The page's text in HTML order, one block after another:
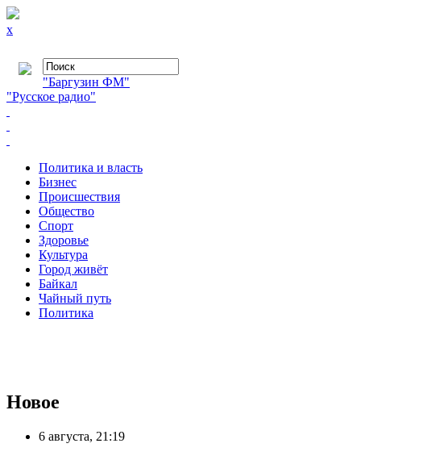
x
"Баргузин ФМ"
"Русское радио"
Политика и власть
Бизнес
Происшествия
Общество
Cпорт
Здоровье
Культура
Город живёт
Байкал
Чайный путь
Политика
Новое
6 августа, 21:19